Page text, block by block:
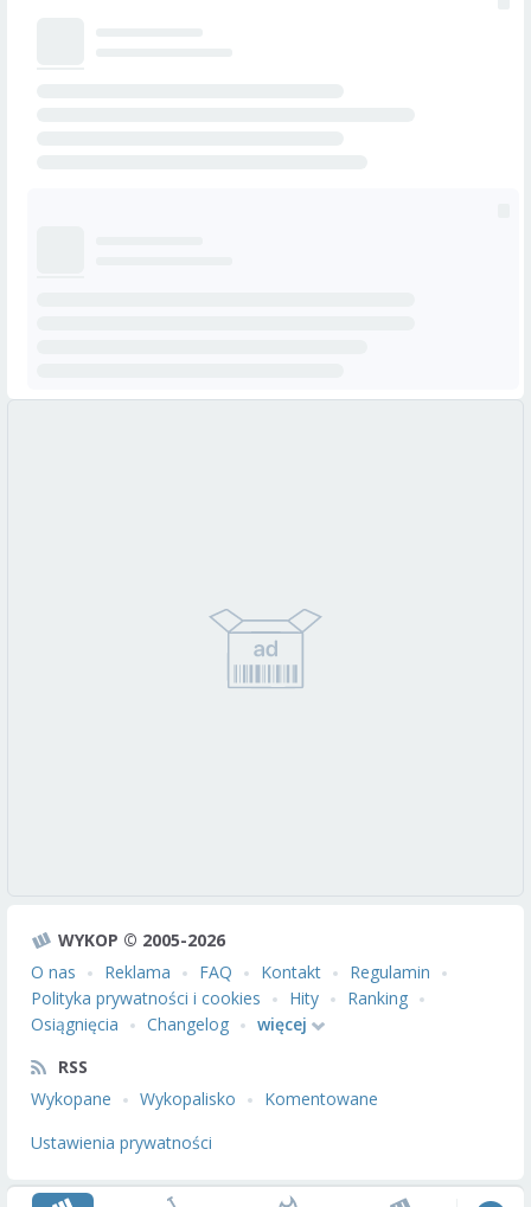
WYKOP © 2005-2026
O nas
Reklama FAQ Kontakt
Regulamin
Polityka prywatności i cookies
Hity
Ranking
Osiągnięcia
Changelog
więcej
RSS
Wykopane
Wykopalisko
Komentowane
Ustawienia prywatności